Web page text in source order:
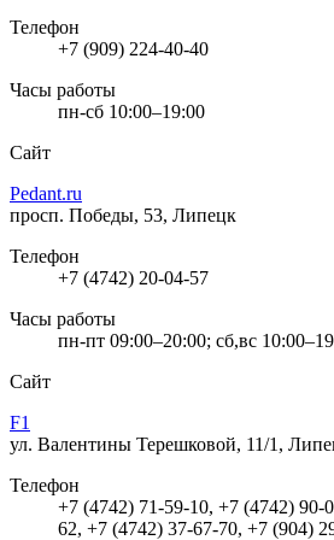
Телефон
+7 (909) 224-40-40
Часы работы
пн-сб 10:00–19:00
Сайт
Pedant.ru
просп. Победы, 53, Липецк
Телефон
+7 (4742) 20-04-57
Часы работы
пн-пт 09:00–20:00; сб,вс
Сайт
F1
ул. Валентины Терешковой, 11/1,
Телефон
+7 (4742) 71-59-10, +7 (4742) 90-
62, +7 (4742) 37-67-70, +7 (904)